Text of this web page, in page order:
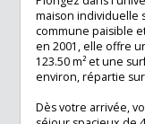
Découvrez cette
Individuelle à
Plongez dans
maison
commune
en 2001, elle